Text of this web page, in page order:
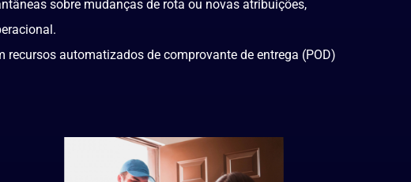
sobre mudanças de rota ou novas atribuições,
recursos automatizados de comprovante de entrega (POD)